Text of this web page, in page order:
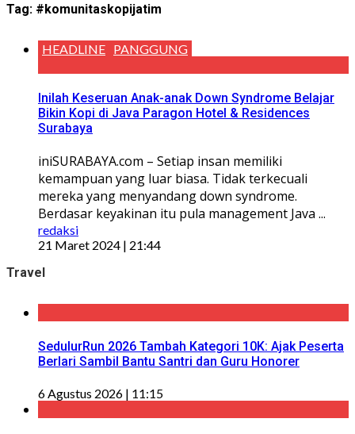
Tag: #komunitaskopijatim
HEADLINE PANGGUNG
Inilah Keseruan Anak-anak Down Syndrome Belajar
Bikin Kopi di Java Paragon Hotel & Residences
Surabaya
iniSURABAYA.com – Setiap insan memiliki
kemampuan yang luar biasa. Tidak terkecuali
mereka yang menyandang down syndrome.
Berdasar keyakinan itu pula management Java ...
redaksi
21 Maret 2024 | 21:44
Travel
SedulurRun 2026 Tambah Kategori 10K: Ajak Peserta
Berlari Sambil Bantu Santri dan Guru Honorer
6 Agustus 2026 | 11:15